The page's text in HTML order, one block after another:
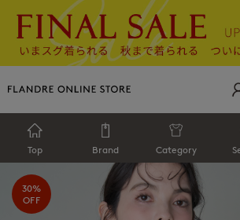
Top Brand Category
30%
OFF